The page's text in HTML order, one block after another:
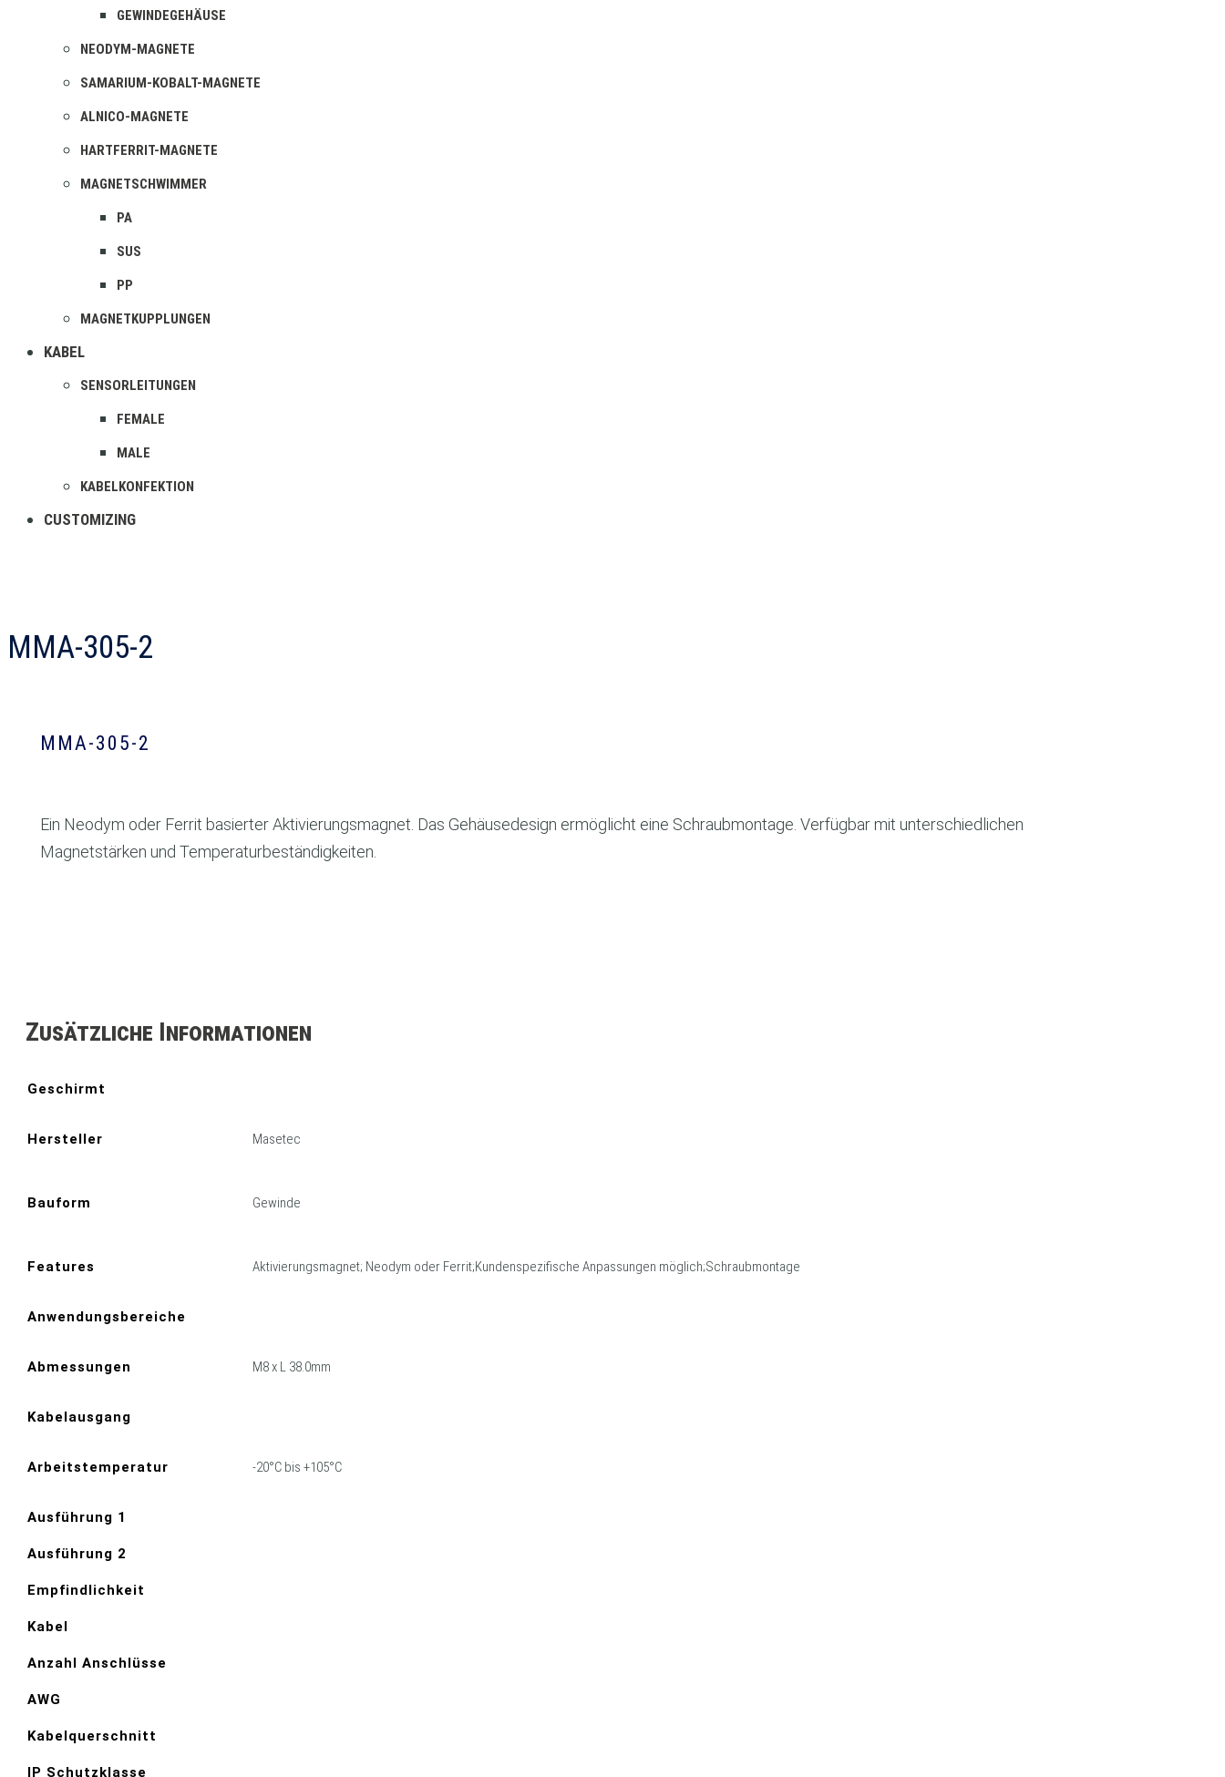
GEWINDEGEHÄUSE
NEODYM-MAGNETE
SAMARIUM-KOBALT-MAGNETE
ALNICO-MAGNETE
HARTFERRIT-MAGNETE
MAGNETSCHWIMMER
PA
SUS
PP
MAGNETKUPPLUNGEN
KABEL
SENSORLEITUNGEN
FEMALE
MALE
KABELKONFEKTION
CUSTOMIZING
MMA-305-2
MMA-305-2
Ein Neodym oder Ferrit basierter Aktivierungsmagnet. Das Gehäusedesign ermöglicht eine Schraubmontage. Verfügbar mit unterschiedlichen
Magnetstärken und Temperaturbeständigkeiten.
Zusätzliche Informationen
Geschirmt
Hersteller Masetec
Bauform Gewinde
Features Aktivierungsmagnet; Neodym oder Ferrit;Kundenspezifische Anpassungen möglich;Schraubmontage
Anwendungsbereiche
Abmessungen M8 x L 38.0mm
Kabelausgang
Arbeitstemperatur -20°C bis +105°C
Ausführung 1
Ausführung 2
Empfindlichkeit
Kabel
Anzahl Anschlüsse
AWG
Kabelquerschnitt
IP Schutzklasse